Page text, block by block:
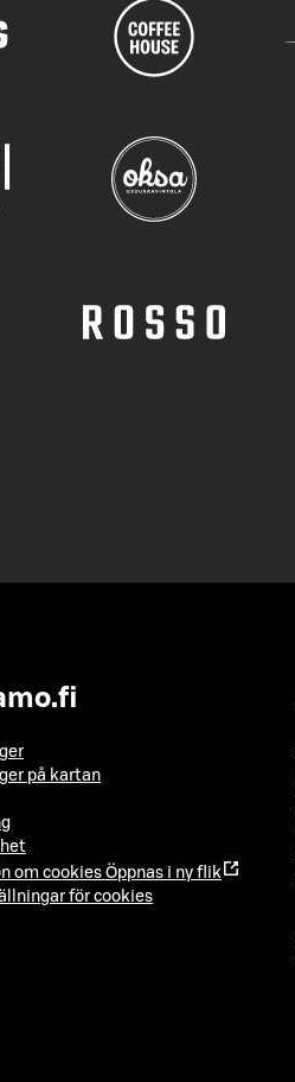
på kartan
om cookies Öppnas i ny flik
för cookies